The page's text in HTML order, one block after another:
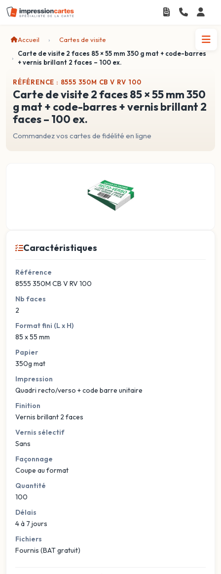
Accueil
Cartes de visite
Carte de visite 2 faces 85 × 55 mm 350 g mat + code-barres
+ vernis brillant 2 faces – 100 ex.
RÉFÉRENCE : 8555 350M CB V RV 100
carte de visite 2 faces 85 × 55 mm 350
g mat + code-barres + vernis brillant 2
faces – 100 ex.
Commandez vos cartes de fidélité en ligne
Caractéristiques
Référence
8555 350M CB V RV 100
Nb faces
2
Format fini (L x H)
85 x 55 mm
Papier
350g mat
Impression
Quadri recto/verso + code barre unitaire
Finition
Vernis brillant 2 faces
Vernis sélectif
Sans
Façonnage
Coupe au format
Quantité
100
Délais
4 à 7 jours
Fichiers
Fournis (BAT gratuit)